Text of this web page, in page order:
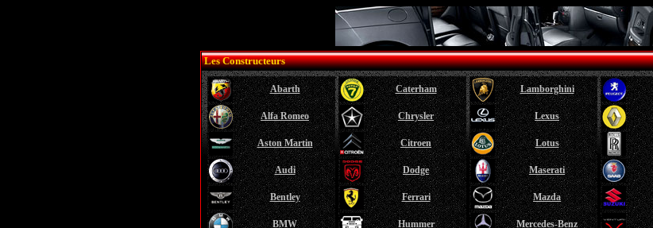
Les Constructeurs
Abarth
Alfa Romeo
Aston Martin
Audi
Bentley
BMW
Caterham
Chrysler
Citroen
Dodge
Ferrari
Hummer
Lamborghini
Lexus
Lotus
Maserati
Mazda
Mercedes-Benz